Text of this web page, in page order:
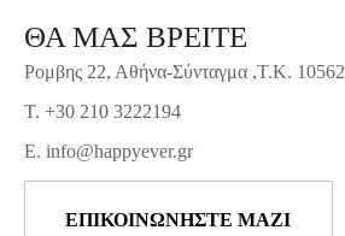
ΘΑ ΜΑΣ ΒΡΕΙΤΕ
Ρομβης 22, Αθήνα-Σύνταγμα ,Τ.Κ. 10562
T. +30 210 3222194
E. info@happyever.gr
ΕΠΙΚΟΙΝΩΝΗΣΤΕ ΜΑΖΙ